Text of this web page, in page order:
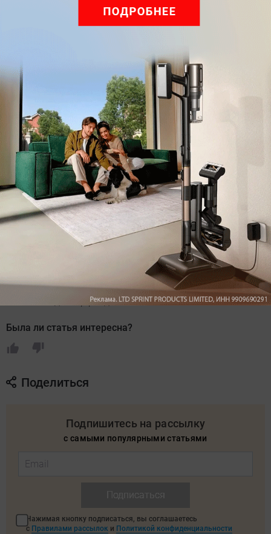
Все что вам нужно без переплаты:представлен
доступный смартфон Vivo Y56 5G.
Смартфон realme GT Neo5 удивляет —
от 0 до 50% всего за 4 минуты
Выглядящий как флагман, но стоящий в разы
дешевле Honor Magic5 Lite оказался еще и
королем автономности!
Источник: Gizmochina
Сергей Калашников
Редактор раздела новостей
Была ли статья интересна?
Поделиться
Подпишитесь на рассылку
с самыми популярными статьями
Нажимая кнопку подписаться, вы соглашаетесь
с Правилами рассылок и Политикой конфиденциальности